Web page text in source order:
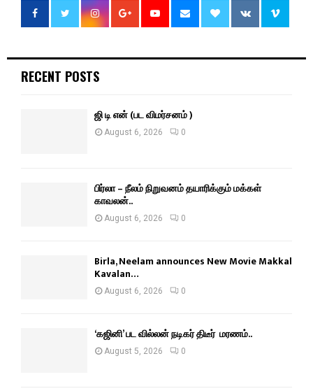
RECENT POSTS
ஜி டி என் (பட விமர்சனம் )
August 6, 2026 0
பிர்லா – நீலம் நிறுவனம் தயாரிக்கும் மக்கள்
காவலன்..
August 6, 2026 0
Birla, Neelam announces New Movie Makkal
Kavalan…
August 6, 2026 0
‘கஜினி’ பட வில்லன் நடிகர் திடீர் மரணம்..
August 5, 2026 0